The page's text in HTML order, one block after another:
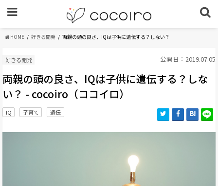
HOME 好きる開発 両親の頭の良さ、IQは子供に遺伝する？しない？
好きる開発 公開日：2019.07.05
両親の頭の良さ、IQは子供に遺伝する？しな
い？ - cocoiro（ココイロ）
IQ 子育て 遺伝